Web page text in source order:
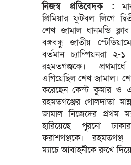
নিজস্ব প্রতিবেদক :
প্রিমিয়ার ফুটবল লিগে
শেখ জামাল ধানমন্ডি
বঙ্গবন্ধু জাতীয়
বর্তমান চ্যাম্পিয়নরা ২-১
রহমতগঞ্জকে।
এগিয়েছিল শেখ জামাল।
করেছেন কেস্ট কুমার ও
রহমতগঞ্জের গোলদাতা
জামাল নিজেদের প্রথম
হারিয়েছে পুরনো
ফরাশগঞ্জকে। রহমতগঞ্জ
ম্যাচে আবাহনীকে রুখে